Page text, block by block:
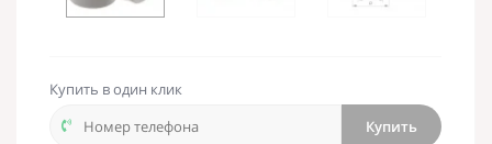
Купить в один клик
Купить